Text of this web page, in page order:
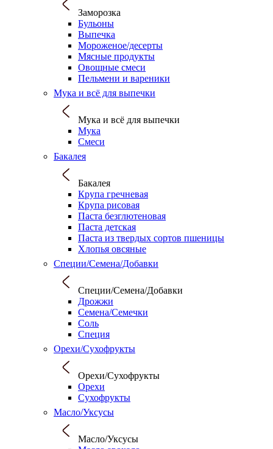
Заморозка
Бульоны
Выпечка
Мороженое/десерты
Мясные продукты
Овощные смеси
Пельмени и вареники
Мука и всё для выпечки
Мука и всё для выпечки
Мука
Смеси
Бакалея
Бакалея
Крупа гречневая
Крупа рисовая
Паста безглютеновая
Паста детская
Паста из твердых сортов пшеницы
Хлопья овсяные
Специи/Семена/Добавки
Специи/Семена/Добавки
Дрожжи
Семена/Семечки
Соль
Специя
Орехи/Сухофрукты
Орехи/Сухофрукты
Орехи
Сухофрукты
Масло/Уксусы
Масло/Уксусы